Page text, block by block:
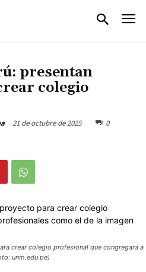
presentan
colegio
21 de octubre de 2025 0
crear colegio profesional que congregará a
unm.edu.pe)